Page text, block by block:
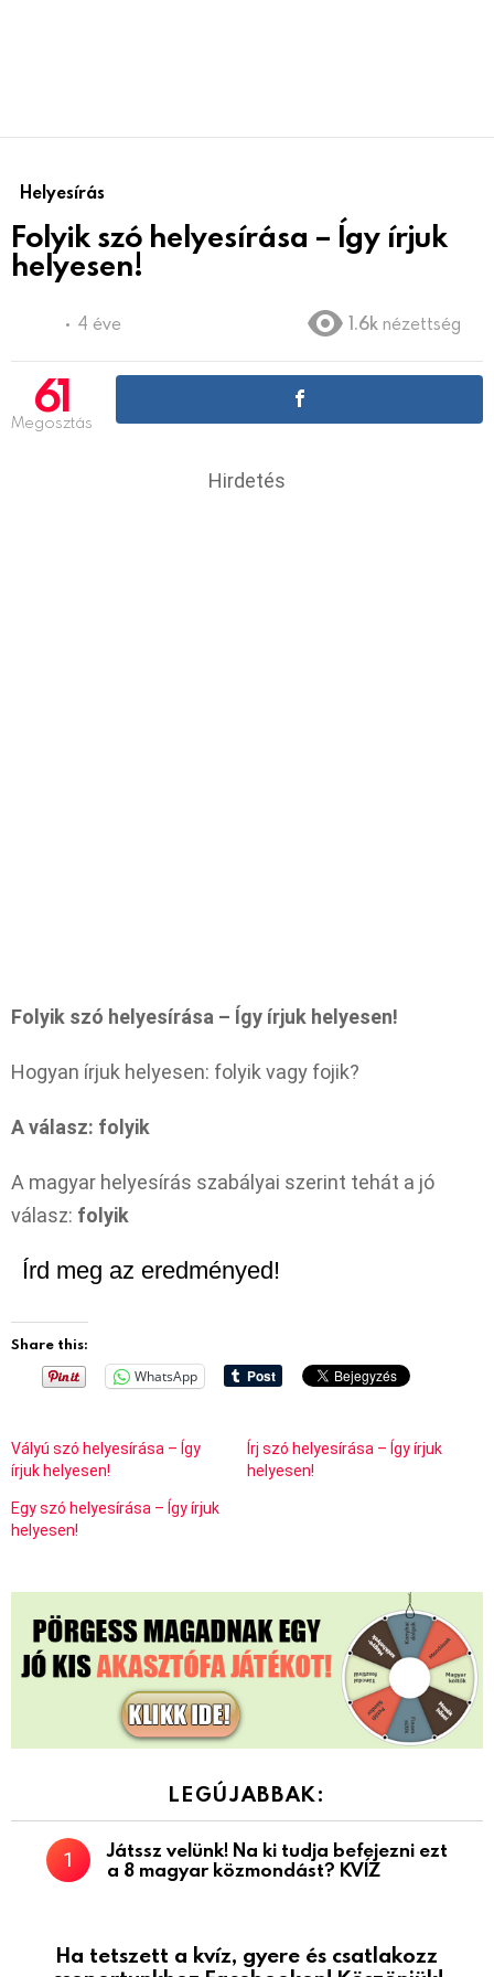
Helyesírás
Folyik szó helyesírása – Így írjuk
helyesen!
4 éve 1.6k nézettség
61
Megosztás
Hirdetés
Folyik szó helyesírása – Így írjuk helyesen!
Hogyan írjuk helyesen: folyik vagy fojik?
A válasz: folyik
A magyar helyesírás szabályai szerint tehát a jó
válasz: folyik
Írd meg az eredményed!
Share this:
WhatsApp
Vályú szó helyesírása – Így
írjuk helyesen!
Írj szó helyesírása – Így írjuk
helyesen!
Egy szó helyesírása – Így írjuk
helyesen!
LEGÚJABBAK:
Játssz velünk! Na ki tudja befejezni ezt
a 8 magyar közmondást? KVÍZ
Ha tetszett a kvíz, gyere és csatlakozz